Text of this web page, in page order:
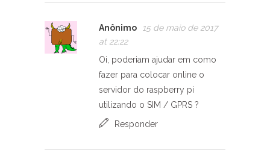
Anônimo
15 de maio de 2017
at 22:22
Oi, poderiam ajudar em como
fazer para colocar online o
servidor do raspberry pi
utilizando o SIM / GPRS ?
Responder